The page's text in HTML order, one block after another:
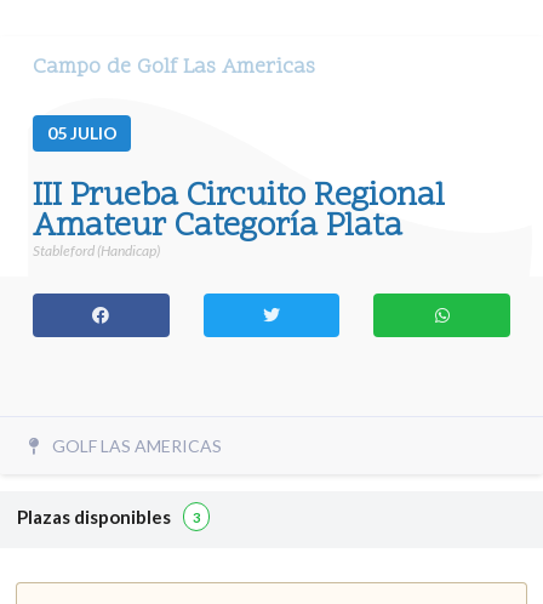
Campo de Golf Las Americas
05JULIO
III Prueba Circuito Regional
Amateur Categoría Plata
Stableford (Handicap)
GOLF LAS AMERICAS
Plazas disponibles 3